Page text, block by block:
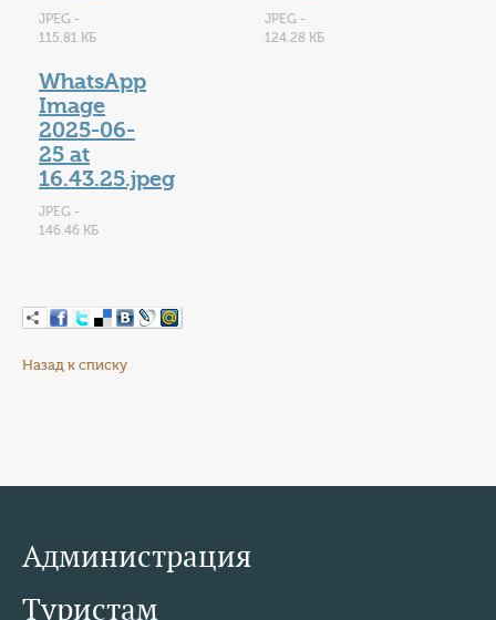
JPEG -
115.81 КБ
JPEG -
124.28 КБ
WhatsApp
Image
2025-06-
25 at
16.43.25.jpeg
JPEG -
146.46 КБ
Назад к списку
Администрация
Туристам